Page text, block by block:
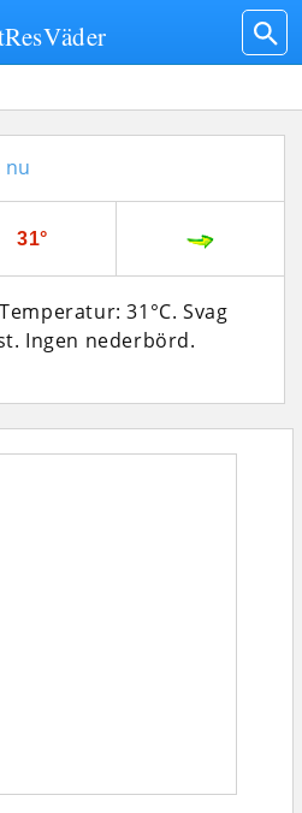
nu
31°
31°C. Svag
Ingen nederbörd.